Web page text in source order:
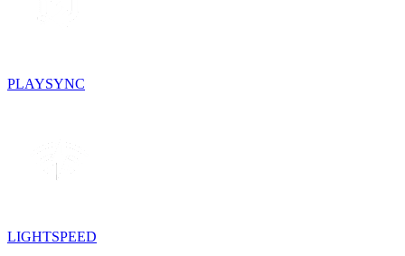
PLAYSYNC
LIGHTSPEED